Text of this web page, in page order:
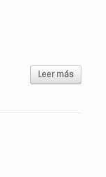
Leer más